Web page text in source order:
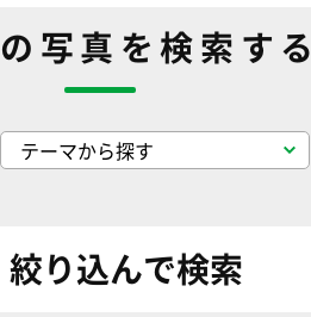
写真を検索する
絞り込んで検索